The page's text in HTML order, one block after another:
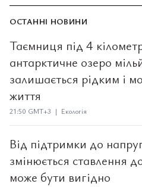
ОСТАННІ НОВИНИ
Таємниця під 4
антарктичне озеро
залишається рідким і
життя
21:50 GMT+3 | Екологія
Від підтримки до
змінюється ставлення
може бути вигідно